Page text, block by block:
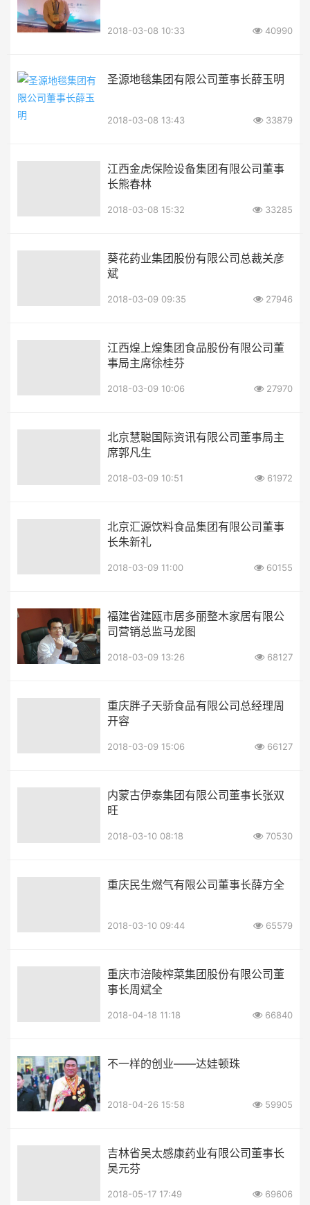
2018-03-08 10:33 40990
圣源地毯集团有限公司董事长薛玉明
2018-03-08 13:43 33879
江西金虎保险设备集团有限公司董事
长熊春林
2018-03-08 15:32 33285
葵花药业集团股份有限公司总裁关彦
斌
2018-03-09 09:35 27946
江西煌上煌集团食品股份有限公司董
事局主席徐桂芬
2018-03-09 10:06 27970
北京慧聪国际资讯有限公司董事局主
席郭凡生
2018-03-09 10:51 61972
北京汇源饮料食品集团有限公司董事
长朱新礼
2018-03-09 11:00 60155
福建省建瓯市居多丽整木家居有限公
司营销总监马龙图
2018-03-09 13:26 68127
重庆胖子天骄食品有限公司总经理周
开容
2018-03-09 15:06 66127
内蒙古伊泰集团有限公司董事长张双
旺
2018-03-10 08:18 70530
重庆民生燃气有限公司董事长薛方全
2018-03-10 09:44 65579
重庆市涪陵榨菜集团股份有限公司董
事长周斌全
2018-04-18 11:18 66840
不一样的创业——达娃顿珠
2018-04-26 15:58 59905
吉林省吴太感康药业有限公司董事长
吴元芬
2018-05-17 17:49 69606